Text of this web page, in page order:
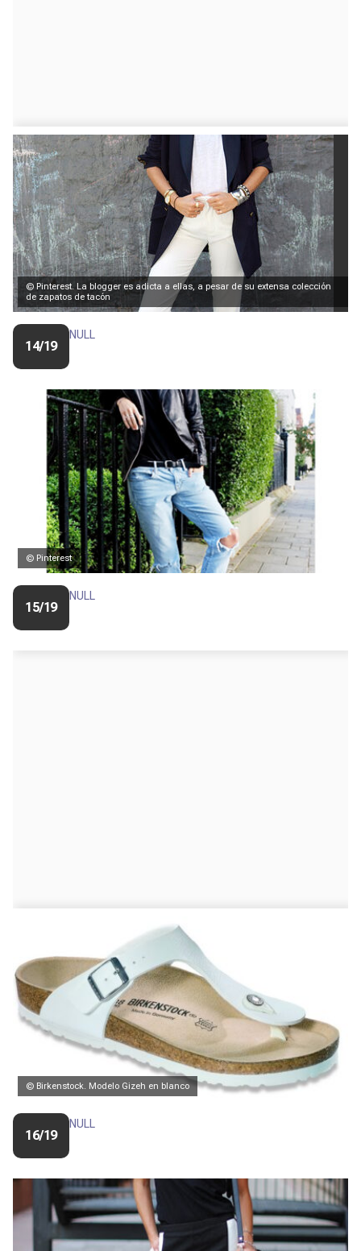
© Pinterest. La blogger es adicta a ellas, a pesar de su extensa colección
de zapatos de tacón
14/19
NULL
© Pinterest
15/19
NULL
© Birkenstock. Modelo Gizeh en blanco
16/19
NULL